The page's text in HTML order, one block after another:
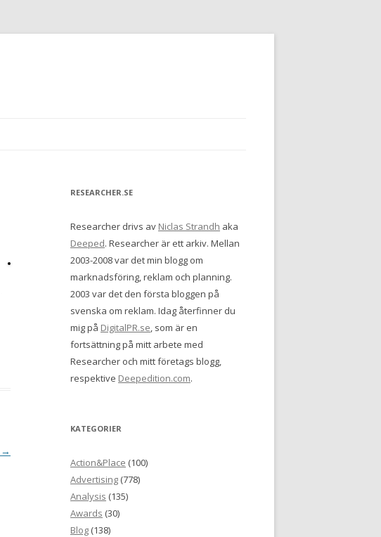
→
RESEARCHER.SE
Researcher drivs av Niclas Strandh aka
Deeped. Researcher är ett arkiv. Mellan
2003-2008 var det min blogg om
marknadsföring, reklam och planning.
2003 var det den första bloggen på
svenska om reklam. Idag återfinner du
mig på DigitalPR.se, som är en
fortsättning på mitt arbete med
Researcher och mitt företags blogg,
respektive Deepedition.com.
KATEGORIER
Action&Place (100)
Advertising (778)
Analysis (135)
Awards (30)
Blog (138)